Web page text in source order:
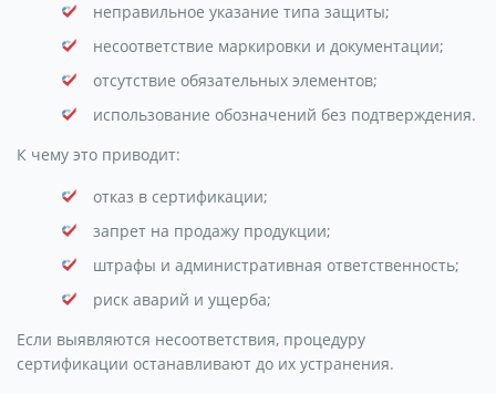
неправильное указание типа защиты;
несоответствие маркировки и документации;
отсутствие обязательных элементов;
использование обозначений без подтверждения.
К чему это приводит:
отказ в сертификации;
запрет на продажу продукции;
штрафы и административная ответственность;
риск аварий и ущерба;
Если выявляются несоответствия, процедуру
сертификации останавливают до их устранения.